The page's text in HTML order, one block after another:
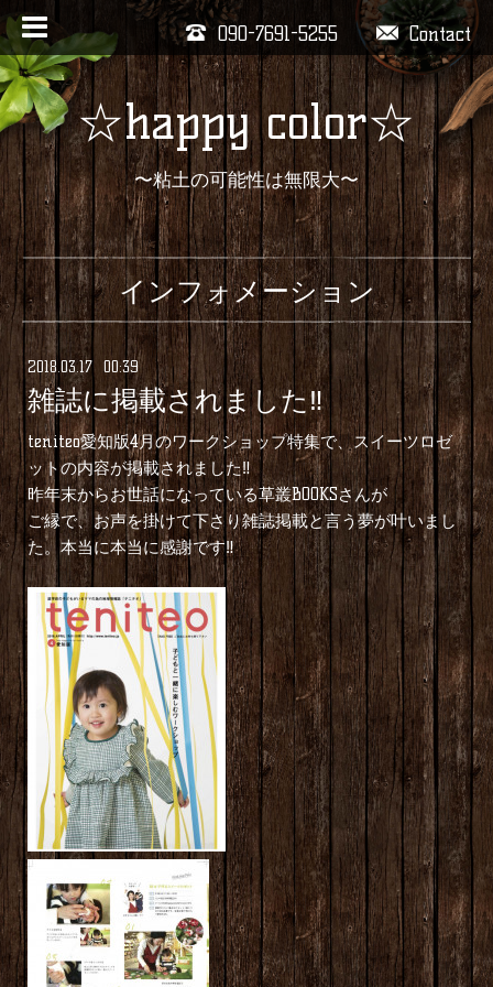
Contact
090-7691-5255
☆happy color☆
〜粘土の可能性は無限大〜
インフォメーション
2018.03.17 00:39
雑誌に掲載されました‼︎
teniteo愛知版4月のワークショップ特集で、スイーツロゼ
ットの内容が掲載されました‼︎
昨年末からお世話になっている草叢BOOKSさんが
ご縁で、お声を掛けて下さり雑誌掲載と言う夢が叶いまし
た。本当に本当に感謝です‼︎